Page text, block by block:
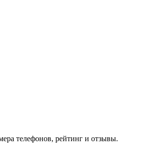
телефонов, рейтинг и отзывы.